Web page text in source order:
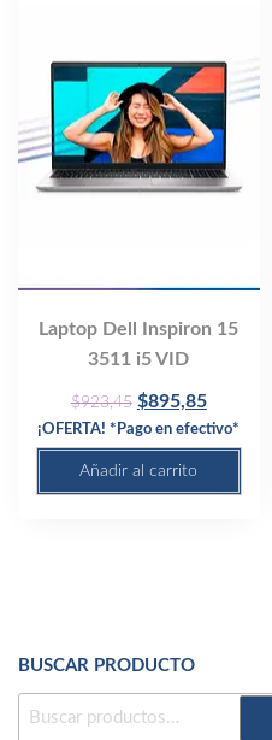
Laptop Dell Inspiron 15
3511 i5 VID
$923,45 Original
price
was:
$923,45.
$895,85Current
price
$895,85.
¡OFERTA! *Pago en efectivo*
Añadir al carrito
BUSCAR PRODUCTO
BUSCAR